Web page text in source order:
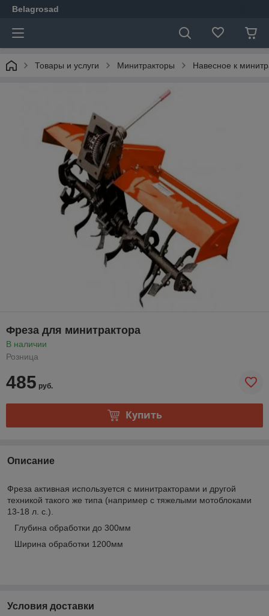
Belagrosad
Товары и услуги Минитракторы Навесное к
Фреза для минитрактора
В наличии
Розница
485 руб.
Купить
Описание
Фреза активная используется с минитракторами и другой
техникой такого же типа (например с тяжелыми мотоблоками
13-18 л. с.).
Глубина обработки до 300мм
Ширина обработки 1200мм
Условия доставки